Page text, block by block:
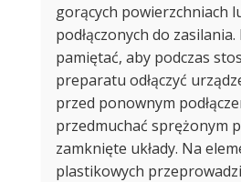
gorących powierzchniach
podłączonych do
pamiętać, aby podczas
preparatu odłączyć
przed ponownym
przedmuchać sprężonym
zamknięte układy. Na
plastikowych